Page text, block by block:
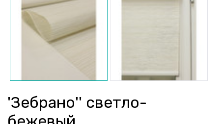
'Зебрано'' светло-